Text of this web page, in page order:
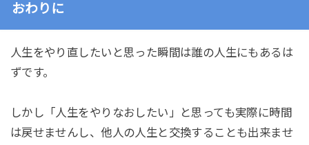
おわりに
人生をやり直したいと思った瞬間は誰の人生にもあるは
ずです。
しかし「人生をやりなおしたい」と思っても実際に時間
は戻せませんし、他人の人生と交換することも出来ませ